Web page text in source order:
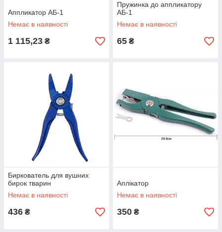
Аппликатор АБ-1
Немає в наявності
1 115,23 ₴
Пружинка до аппликатору
АБ-1
Немає в наявності
65 ₴
Биркователь для вушних
бирок тварин
Немає в наявності
436 ₴
Аплікатор
Немає в наявності
350 ₴